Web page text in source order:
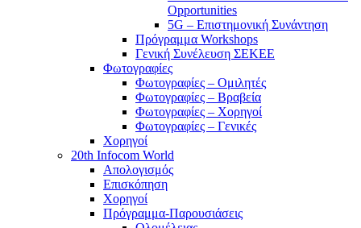
Opportunities
5G – Επιστημονική Συνάντηση
Πρόγραμμα Workshops
Γενική Συνέλευση ΣΕΚΕΕ
Φωτογραφίες
Φωτογραφίες – Ομιλητές
Φωτογραφίες – Βραβεία
Φωτογραφίες – Χορηγοί
Φωτογραφίες – Γενικές
Χορηγοί
20th Infocom World
Απολογισμός
Επισκόπηση
Χορηγοί
Πρόγραμμα-Παρουσιάσεις